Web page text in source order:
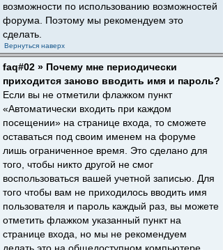
возможности по использованию возможностей
форума. Поэтому мы рекомендуем это
сделать.
Вернуться наверх
faq#02 » Почему мне периодически
приходится заново вводить имя и пароль?
Если вы не отметили флажком пункт
«Автоматически входить при каждом
посещении» на странице входа, то сможете
оставаться под своим именем на форуме
лишь ограниченное время. Это сделано для
того, чтобы никто другой не смог
воспользоваться вашей учетной записью. Для
того чтобы вам не приходилось вводить имя
пользователя и пароль каждый раз, вы можете
отметить флажком указанный пункт на
странице входа, но мы не рекомендуем